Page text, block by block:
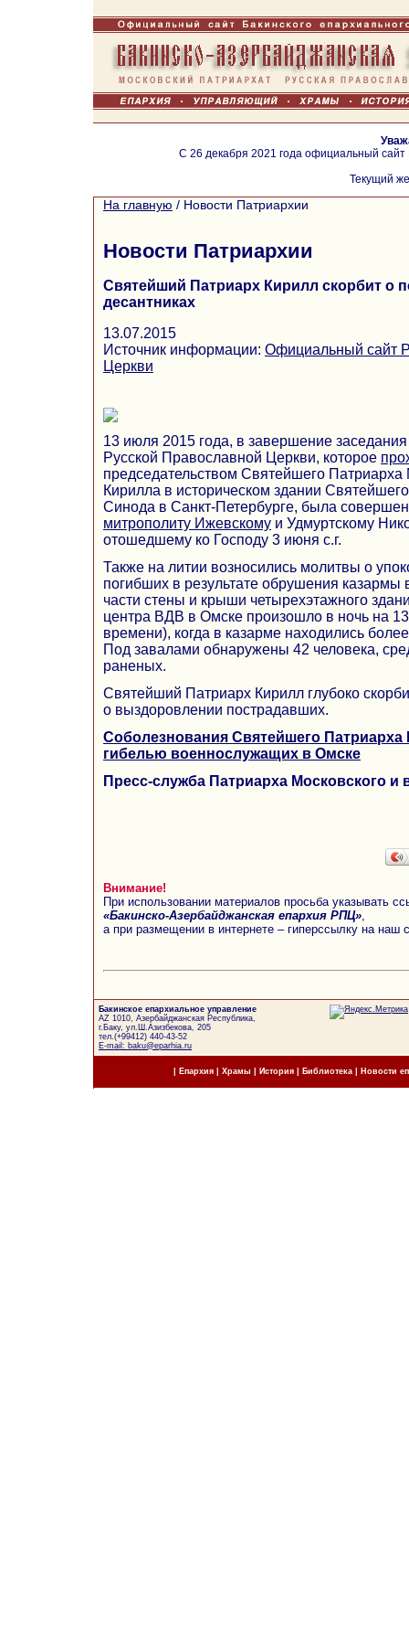
С 26 декабря 2021 года официальный
Текущий
На главную / Новости Патриархии
Новости Патриархии
Святейший Патриарх Кирилл скорбит о
десантниках
13.07.2015
Источник информации: Официальный сайт
Церкви
13 июля 2015 года, в завершение
Русской Православной Церкви, которое
председательством Святейшего Патриарха
Кирилла в историческом здании
Синода в Санкт-Петербурге, была
митрополиту Ижевскому и Удмуртскому
отошедшему ко Господу 3 июня с.г.
Также на литии возносились молитвы о
погибших в результате обрушения
части стены и крыши четырехэтажного
центра ВДВ в Омске произошло в ночь на
времени), когда в казарме находились
Под завалами обнаружены 42 человека,
раненых.
Святейший Патриарх Кирилл глубоко
о выздоровлении пострадавших.
Соболезнования Святейшего Патриарха
гибелью военнослужащих в Омске
Пресс-служба Патриарха Московского и
Внимание!
При использовании материалов просьба указывать
«Бакинско-Азербайджанская епархия РПЦ»
а при размещении в интернете – гиперссылку на наш
Бакинское епархиальное управление
AZ 1010, Азербайджанская Республика,
г.Баку, ул.Ш.Азизбекова, 205
тел.(+99412) 440-43-52
E-mail: baku@eparhia.ru
Епархия| Храмы История| Библиотека Новости